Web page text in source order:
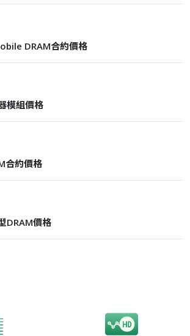
DRAM合約價格
模組價格
合約價格
DRAM價格